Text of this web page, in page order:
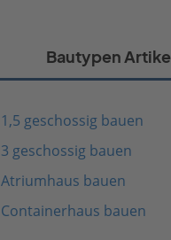
Bautypen Artikel
1,5 geschossig bauen
3 geschossig bauen
Atriumhaus bauen
Containerhaus bauen